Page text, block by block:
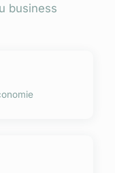
business